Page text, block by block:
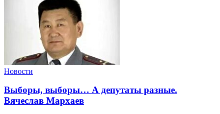
Новости
Выборы, выборы… А депутаты разные.
Вячеслав Мархаев